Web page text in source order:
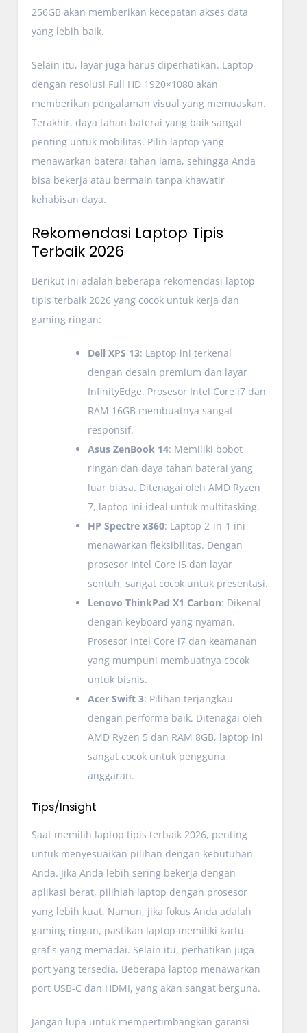
256GB akan memberikan kecepatan akses data
yang lebih baik.
Selain itu, layar juga harus diperhatikan. Laptop
dengan resolusi Full HD 1920×1080 akan
memberikan pengalaman visual yang memuaskan.
Terakhir, daya tahan baterai yang baik sangat
penting untuk mobilitas. Pilih laptop yang
menawarkan baterai tahan lama, sehingga Anda
bisa bekerja atau bermain tanpa khawatir
kehabisan daya.
Rekomendasi Laptop Tipis
Terbaik 2026
Berikut ini adalah beberapa rekomendasi laptop
tipis terbaik 2026 yang cocok untuk kerja dan
gaming ringan:
Dell XPS 13: Laptop ini terkenal
dengan desain premium dan layar
InfinityEdge. Prosesor Intel Core i7 dan
RAM 16GB membuatnya sangat
responsif.
Asus ZenBook 14: Memiliki bobot
ringan dan daya tahan baterai yang
luar biasa. Ditenagai oleh AMD Ryzen
7, laptop ini ideal untuk multitasking.
HP Spectre x360: Laptop 2-in-1 ini
menawarkan fleksibilitas. Dengan
prosesor Intel Core i5 dan layar
sentuh, sangat cocok untuk presentasi.
Lenovo ThinkPad X1 Carbon: Dikenal
dengan keyboard yang nyaman.
Prosesor Intel Core i7 dan keamanan
yang mumpuni membuatnya cocok
untuk bisnis.
Acer Swift 3: Pilihan terjangkau
dengan performa baik. Ditenagai oleh
AMD Ryzen 5 dan RAM 8GB, laptop ini
sangat cocok untuk pengguna
anggaran.
Tips/Insight
Saat memilih laptop tipis terbaik 2026, penting
untuk menyesuaikan pilihan dengan kebutuhan
Anda. Jika Anda lebih sering bekerja dengan
aplikasi berat, pilihlah laptop dengan prosesor
yang lebih kuat. Namun, jika fokus Anda adalah
gaming ringan, pastikan laptop memiliki kartu
grafis yang memadai. Selain itu, perhatikan juga
port yang tersedia. Beberapa laptop menawarkan
port USB-C dan HDMI, yang akan sangat berguna.
Jangan lupa untuk mempertimbangkan garansi